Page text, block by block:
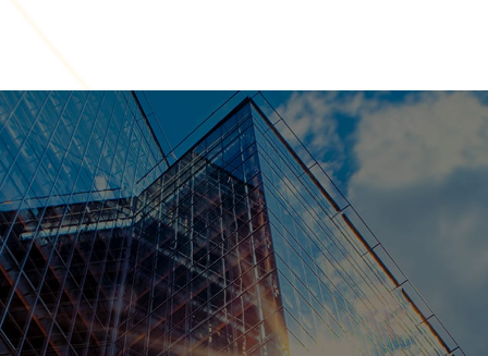
技術、人財、ノウハウの結集と、デジタル基盤